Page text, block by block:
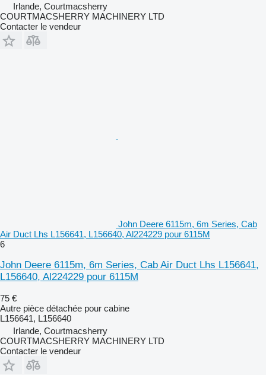
Irlande, Courtmacsherry
COURTMACSHERRY MACHINERY LTD
Contacter le vendeur
John Deere 6115m, 6m Series, Cab
Air Duct Lhs L156641, L156640, Al224229 pour 6115M
6
John Deere 6115m, 6m Series, Cab Air Duct Lhs L156641,
L156640, Al224229 pour 6115M
75 €
Autre pièce détachée pour cabine
L156641, L156640
Irlande, Courtmacsherry
COURTMACSHERRY MACHINERY LTD
Contacter le vendeur